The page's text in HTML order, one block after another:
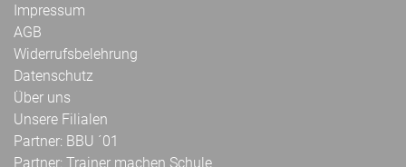
Impressum
AGB
Widerrufsbelehrung
Datenschutz
Über uns
Unsere Filialen
Partner: BBU ´01
Partner: Trainer machen Schule